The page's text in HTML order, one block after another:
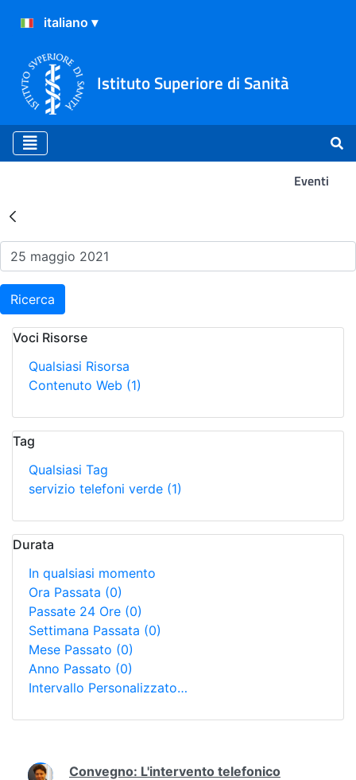
Istituto Superiore di Sanità
Eventi
Risultati della Ricerca -
Ricerca
Voci Risorse
Qualsiasi Risorsa
Contenuto Web (1)
Tag
Qualsiasi Tag
servizio telefoni verde (1)
Durata
In qualsiasi momento
Ora Passata (0)
Passate 24 Ore (0)
Settimana Passata (0)
Mese Passato (0)
Anno Passato (0)
Intervallo Personalizzato…
Ricerca
Convegno: L'intervento telefonico